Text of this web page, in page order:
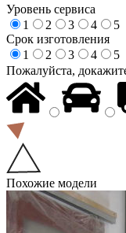
Уровень сервиса
1
2 3 4
5
Срок изготовления
1
2 3 4
5
Пожалуйста,
Похожие модели